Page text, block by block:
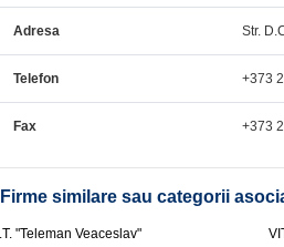
Adresa Str.
Telefon +373
Fax +373
Firme similare sau categorii
"Teleman Veaceslav"